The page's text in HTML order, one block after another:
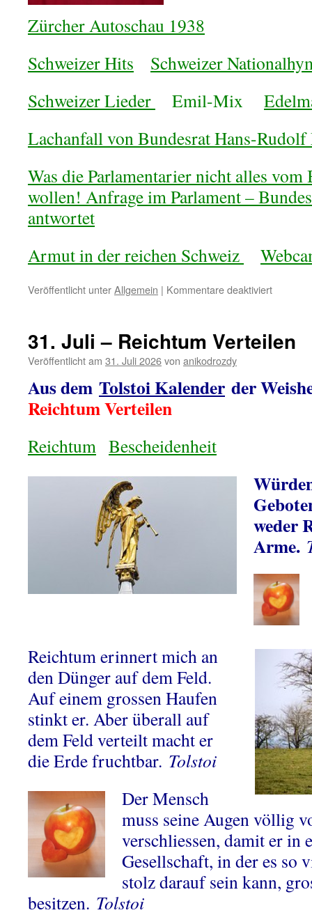
Zürcher Autoschau 1938
Schweizer Hits
Schweizer
Schweizer Lieder
Emil-Mix
Lachanfall von Bundesrat Hans-
Was die Parlamentarier nicht alles vom
wollen! Anfrage im Parlament –
antwortet
Armut in der reichen Schweiz
Veröffentlicht unterAllgemein | Kommentare deaktiviertfür
Freiheit
in
31. Juli – Reichtum Verteilen
Veröffentlicht am 31. Juli 2026von anikodrozdy
Aus dem Tolstoi Kalender der
Reichtum Verteilen
Reichtum Bescheidenheit
weder
Arme.
Reichtum erinnert mich an
den Dünger auf dem Feld.
Auf einem grossen Haufen
stinkt er. Aber überall auf
dem Feld verteilt macht er
die Erde fruchtbar. Tolstoi
Der Mensch
muss seine Augen völlig
verschliessen, damit er in
Gesellschaft, in der es so
stolz darauf sein kann,
besitzen. Tolstoi